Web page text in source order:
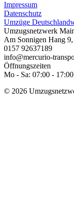
Impressum
Datenschutz
Umzüge
Umzugsnetzwerk
Am Sonnigen Hang 9,
0157 92637189
info@mercurio-
Öffnungszeiten
Mo - Sa: 07:00 -
© 2026